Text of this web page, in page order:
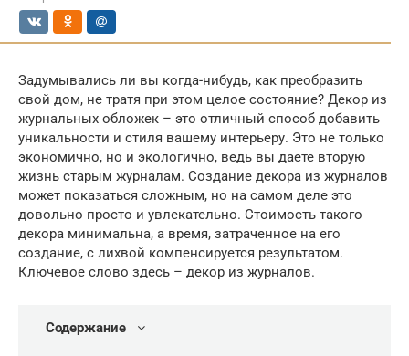
Задумывались ли вы когда-нибудь, как преобразить
свой дом, не тратя при этом целое состояние? Декор из
журнальных обложек – это отличный способ добавить
уникальности и стиля вашему интерьеру. Это не только
экономично, но и экологично, ведь вы даете вторую
жизнь старым журналам. Создание декора из журналов
может показаться сложным, но на самом деле это
довольно просто и увлекательно. Стоимость такого
декора минимальна, а время, затраченное на его
создание, с лихвой компенсируется результатом.
Ключевое слово здесь – декор из журналов.
Содержание